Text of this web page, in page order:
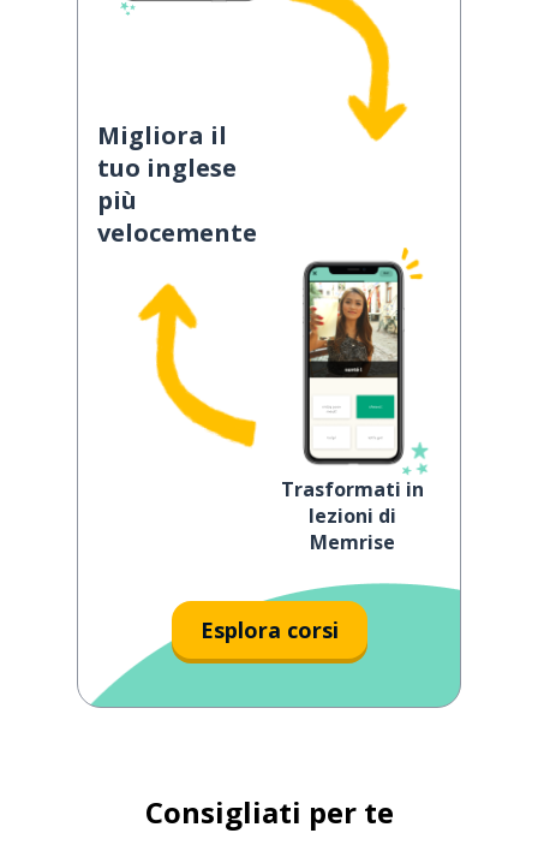
Migliora il
tuo inglese
più
velocemente
Trasformati in
lezioni di
Memrise
Esplora corsi
Consigliati per te